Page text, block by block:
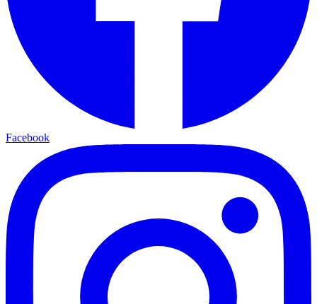
Facebook